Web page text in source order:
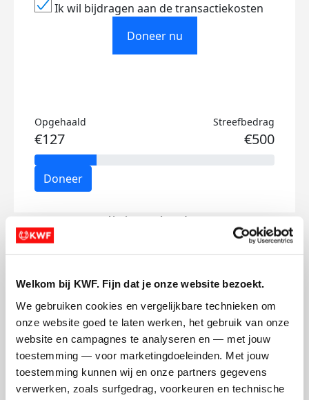
Welkom bij KWF. Fijn dat je onze website bezoekt.
We gebruiken cookies en vergelijkbare technieken om
onze website goed te laten werken, het gebruik van onze
website en campagnes te analyseren en — met jouw
toestemming — voor marketingdoeleinden. Met jouw
toestemming kunnen wij en onze partners gegevens
verwerken, zoals surfgedrag, voorkeuren en technische
Ik wil bijdragen aan de transactiekosten
Doneer nu
Opgehaald
€127
Streefbedrag
€500
Doneer
Olivier's badges